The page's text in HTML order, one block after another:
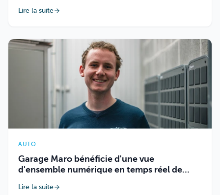
Lire la suite
AUTO
Garage Maro bénéficie d'une vue
d'ensemble numérique en temps réel de
Lire la suite